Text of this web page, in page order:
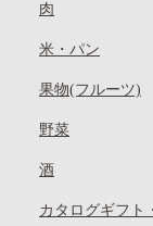
肉
米・パン
果物(フルーツ)
野菜
酒
カタログギフト